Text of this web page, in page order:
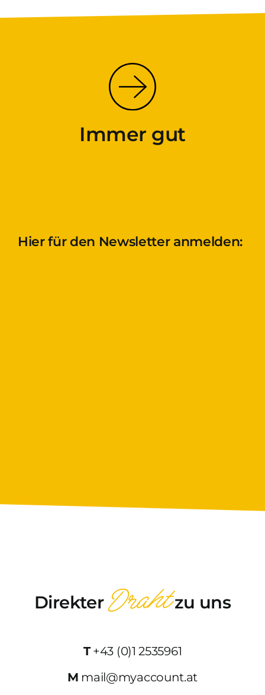
Immer gut
Hier für den Newsletter anmelden:
DirekterDrahtzu uns
T +43 (0)1 2535961
M mail@myaccount.at